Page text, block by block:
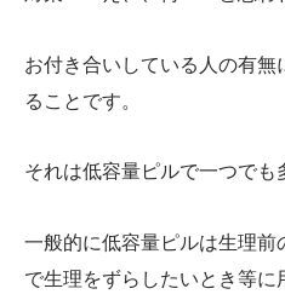
お付き合いしている人の有
ることです。
それは低容量ピルで一つでも
一般的に低容量ピルは生理
で生理をずらしたいとき等に